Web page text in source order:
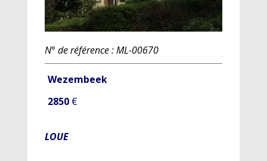
N° de référence : ML-00670
Wezembeek
2850€
LOUE